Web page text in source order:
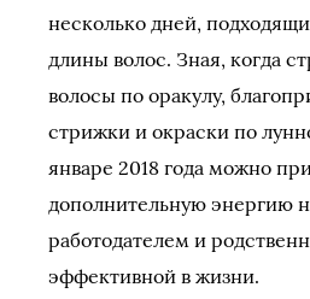
несколько дней,
длины волос. Зная, когда
волосы по оракулу,
стрижки и окраски по
январе 2018 года можно
дополнительную энергию
работодателем и
эффективной в жизни.